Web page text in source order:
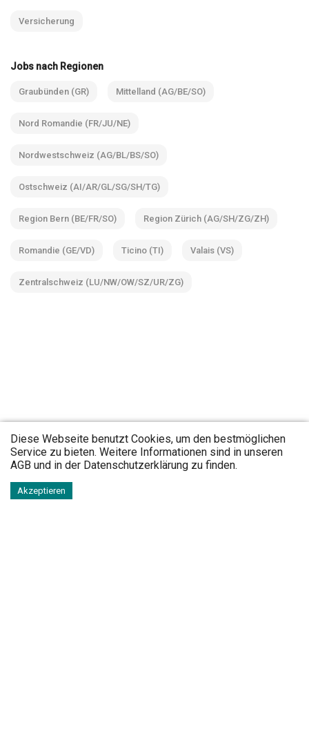
Versicherung
Jobs nach Regionen
Graubünden (GR) Mittelland (AG/BE/SO)
Nord Romandie (FR/JU/NE)
Nordwestschweiz (AG/BL/BS/SO)
Ostschweiz (AI/AR/GL/SG/SH/TG)
Region Bern (BE/FR/SO) Region Zürich (AG/SH/ZG/ZH)
Romandie (GE/VD) Ticino (TI) Valais (VS)
Zentralschweiz (LU/NW/OW/SZ/UR/ZG)
Diese Webseite benutzt Cookies, um den bestmöglichen
Service zu bieten. Weitere Informationen sind in unseren
AGB und in der Datenschutzerklärung zu finden.
Akzeptieren